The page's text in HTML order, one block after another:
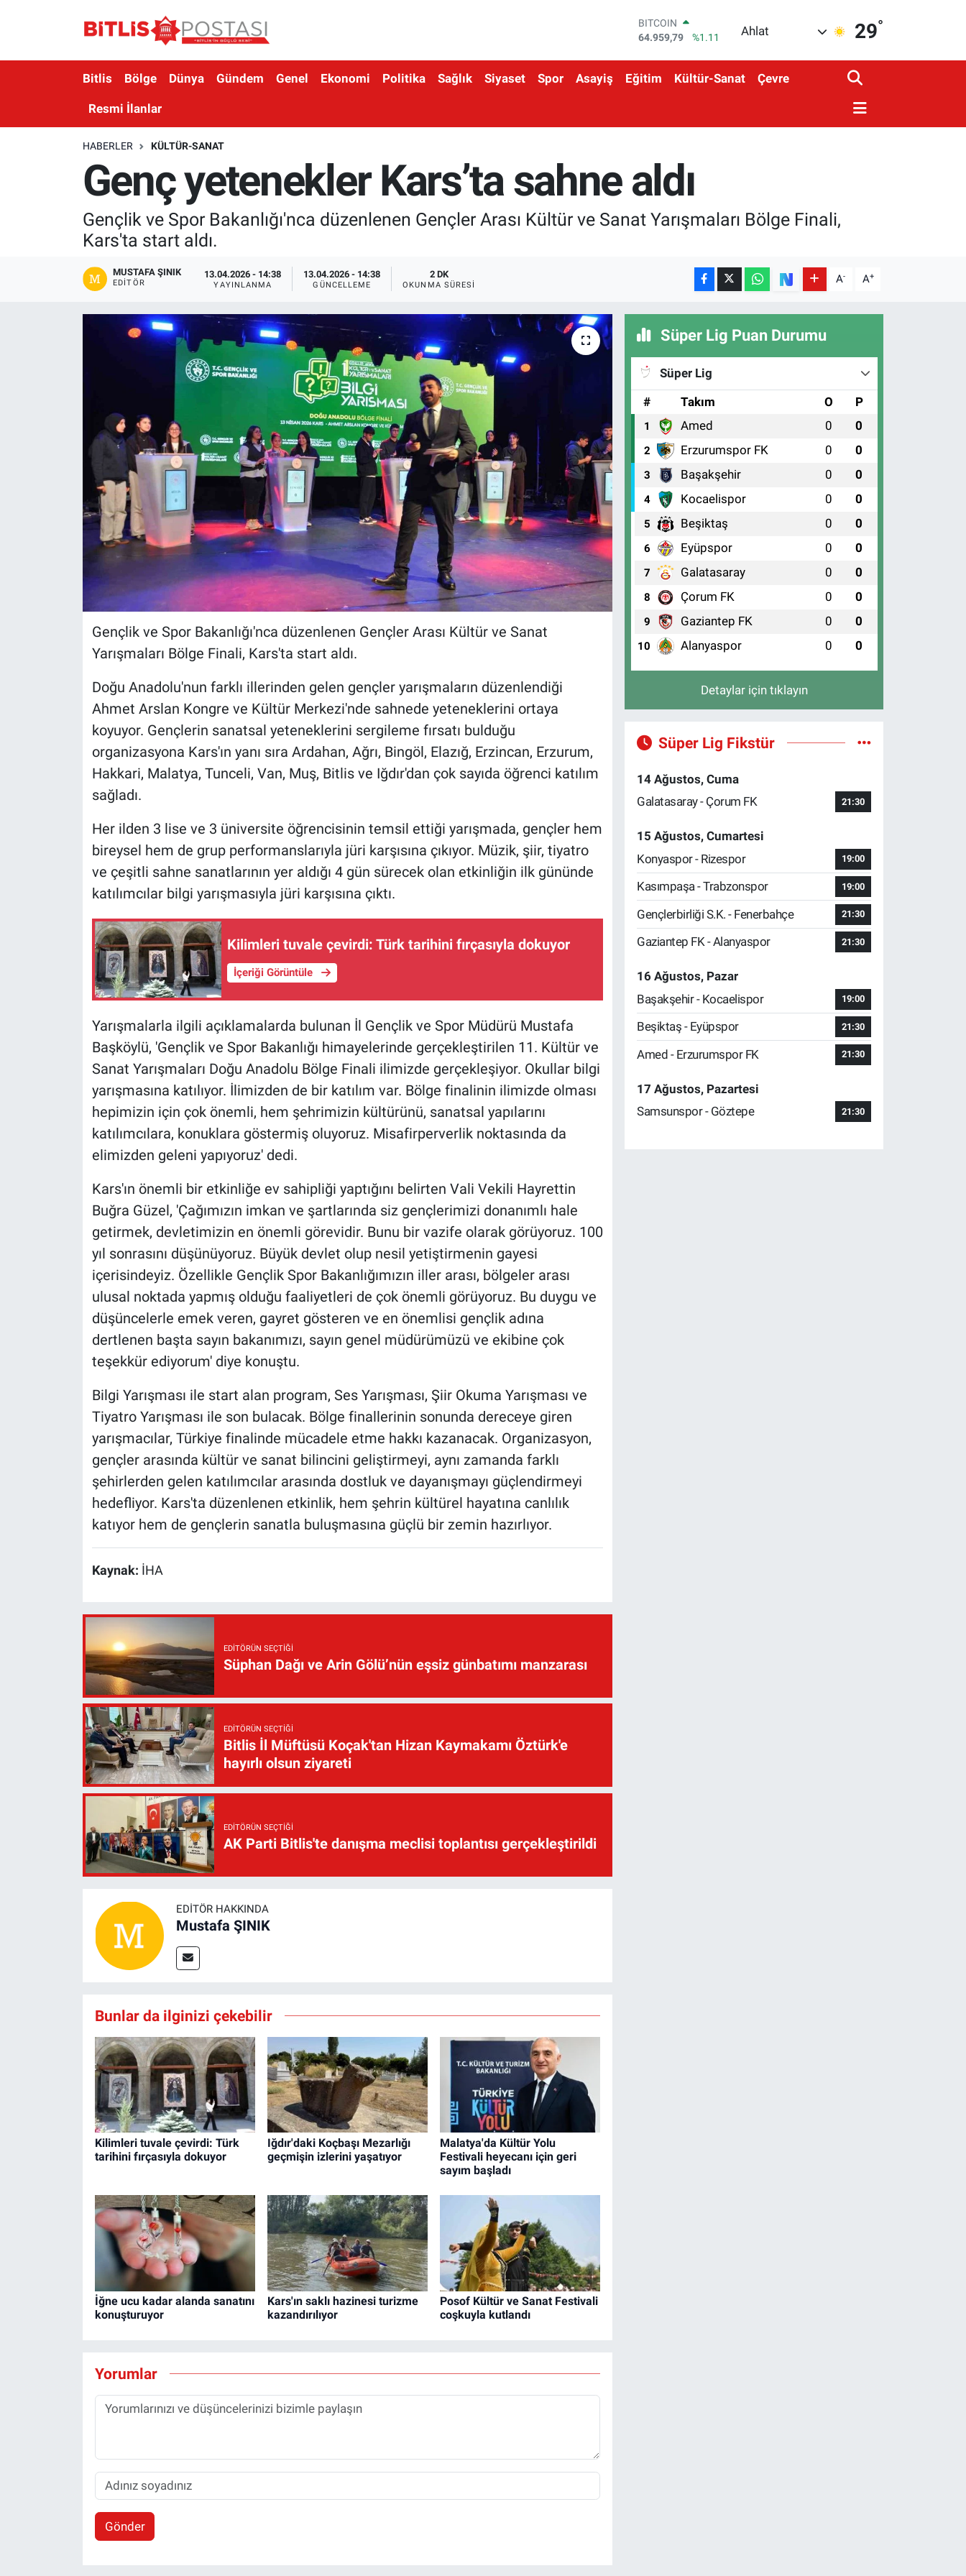
DOLAR
47,7436
%0.18
STERLİN
BITCOIN
64.959,79
Ahlat 29°
Bitlis Bölge Dünya Gündem Genel Ekonomi Politika Sağlık Siyaset Spor Asayiş Eğitim Kültür-Sanat Çevre
Resmi İlanlar
HABERLER KÜLTÜR-SANAT
Genç yetenekler Kars’ta sahne aldı
Gençlik ve Spor Bakanlığı'nca düzenlenen Gençler Arası Kültür ve Sanat Yarışmaları Bölge Finali,
Kars'ta start aldı.
MUSTAFA ŞINIK
EDITÖR
13.04.2026 - 14:38
YAYINLANMA
13.04.2026 - 14:38
GÜNCELLEME
2 DK
OKUNMA SÜRESI A- A+
Gençlik ve Spor Bakanlığı'nca düzenlenen Gençler Arası Kültür ve Sanat
Yarışmaları Bölge Finali, Kars'ta start aldı.
Doğu Anadolu'nun farklı illerinden gelen gençler yarışmaların düzenlendiği
Ahmet Arslan Kongre ve Kültür Merkezi'nde sahnede yeteneklerini ortaya
koyuyor. Gençlerin sanatsal yeteneklerini sergileme fırsatı bulduğu
organizasyona Kars'ın yanı sıra Ardahan, Ağrı, Bingöl, Elazığ, Erzincan, Erzurum,
Hakkari, Malatya, Tunceli, Van, Muş, Bitlis ve Iğdır'dan çok sayıda öğrenci katılım
sağladı.
Her ilden 3 lise ve 3 üniversite öğrencisinin temsil ettiği yarışmada, gençler hem
bireysel hem de grup performanslarıyla jüri karşısına çıkıyor. Müzik, şiir, tiyatro
ve çeşitli sahne sanatlarının yer aldığı 4 gün sürecek olan etkinliğin ilk gününde
katılımcılar bilgi yarışmasıyla jüri karşısına çıktı.
Kilimleri tuvale çevirdi: Türk tarihini fırçasıyla dokuyor
İçeriği Görüntüle
Yarışmalarla ilgili açıklamalarda bulunan İl Gençlik ve Spor Müdürü Mustafa
Başköylü, 'Gençlik ve Spor Bakanlığı himayelerinde gerçekleştirilen 11. Kültür ve
Sanat Yarışmaları Doğu Anadolu Bölge Finali ilimizde gerçekleşiyor. Okullar bilgi
yarışmasına katılıyor. İlimizden de bir katılım var. Bölge finalinin ilimizde olması
hepimizin için çok önemli, hem şehrimizin kültürünü, sanatsal yapılarını
katılımcılara, konuklara göstermiş oluyoruz. Misafirperverlik noktasında da
elimizden geleni yapıyoruz' dedi.
Kars'ın önemli bir etkinliğe ev sahipliği yaptığını belirten Vali Vekili Hayrettin
Buğra Güzel, 'Çağımızın imkan ve şartlarında siz gençlerimizi donanımlı hale
getirmek, devletimizin en önemli görevidir. Bunu bir vazife olarak görüyoruz. 100
yıl sonrasını düşünüyoruz. Büyük devlet olup nesil yetiştirmenin gayesi
içerisindeyiz. Özellikle Gençlik Spor Bakanlığımızın iller arası, bölgeler arası
ulusal noktada yapmış olduğu faaliyetleri de çok önemli görüyoruz. Bu duygu ve
düşüncelerle emek veren, gayret gösteren ve en önemlisi gençlik adına
dertlenen başta sayın bakanımızı, sayın genel müdürümüzü ve ekibine çok
teşekkür ediyorum' diye konuştu.
Bilgi Yarışması ile start alan program, Ses Yarışması, Şiir Okuma Yarışması ve
Tiyatro Yarışması ile son bulacak. Bölge finallerinin sonunda dereceye giren
yarışmacılar, Türkiye finalinde mücadele etme hakkı kazanacak. Organizasyon,
gençler arasında kültür ve sanat bilincini geliştirmeyi, aynı zamanda farklı
şehirlerden gelen katılımcılar arasında dostluk ve dayanışmayı güçlendirmeyi
hedefliyor. Kars'ta düzenlenen etkinlik, hem şehrin kültürel hayatına canlılık
katıyor hem de gençlerin sanatla buluşmasına güçlü bir zemin hazırlıyor.
Kaynak: İHA
EDITÖRÜN SEÇTIĞI
Süphan Dağı ve Arin Gölü’nün eşsiz günbatımı manzarası
EDITÖRÜN SEÇTIĞI
Bitlis İl Müftüsü Koçak'tan Hizan Kaymakamı Öztürk'e
hayırlı olsun ziyareti
EDITÖRÜN SEÇTIĞI
AK Parti Bitlis'te danışma meclisi toplantısı gerçekleştirildi
EDITÖR HAKKINDA
Mustafa ŞINIK
Bunlar da ilginizi çekebilir
Kilimleri tuvale çevirdi: Türk
tarihini fırçasıyla dokuyor
Iğdır'daki Koçbaşı Mezarlığı
geçmişin izlerini yaşatıyor
Malatya'da Kültür Yolu
Festivali heyecanı için geri
sayım başladı
İğne ucu kadar alanda sanatını
konuşturuyor
Kars'ın saklı hazinesi turizme
kazandırılıyor
Posof Kültür ve Sanat Festivali
coşkuyla kutlandı
Yorumlar
Gönder
Süper Lig Puan Durumu
Süper Lig
#
Takım O P
1 Amed 0 0
2 Erzurumspor FK 0 0
3 Başakşehir 0 0
4 Kocaelispor 0 0
5 Beşiktaş 0 0
6 Eyüpspor 0 0
7 Galatasaray 0 0
8 Çorum FK 0 0
9 Gaziantep FK 0 0
10 Alanyaspor 0 0
Detaylar için tıklayın
Süper Lig Fikstür
14 Ağustos, Cuma
Galatasaray - Çorum FK
21:30
15 Ağustos, Cumartesi
Konyaspor - Rizespor
19:00
Kasımpaşa - Trabzonspor 19:00
Gençlerbirliği S.K. - Fenerbahçe 21:30
Gaziantep FK - Alanyaspor 21:30
16 Ağustos, Pazar
Başakşehir - Kocaelispor
19:00
Beşiktaş - Eyüpspor 21:30
Amed - Erzurumspor FK 21:30
17 Ağustos, Pazartesi
Samsunspor - Göztepe
21:30
Bölge
Ekonomi
Kültür-Sanat
Resmi İlanlar
Bitlis Trafik Yoğunluk Haritası
Süper Lig Puan Durumu ve Fikstür
Son Dakika Haberleri
Haber Arşivi